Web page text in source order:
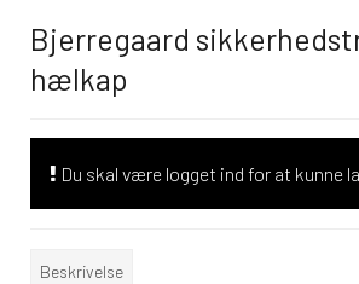
Bjerregaard
hælkap
Du skal være logget ind for at kunne
Beskrivelse